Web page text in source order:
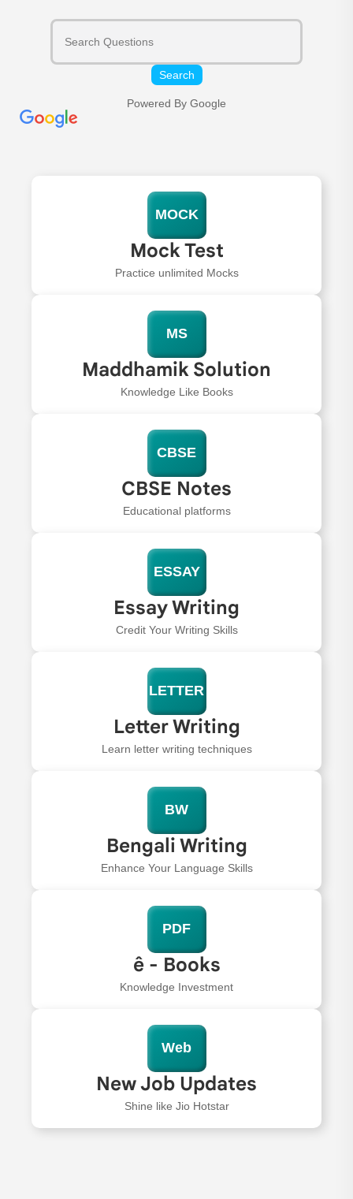
Search
Powered By Google
MOCK
Mock Test
Practice unlimited Mocks
MS
Maddhamik Solution
Knowledge Like Books
CBSE
CBSE Notes
Educational platforms
ESSAY
Essay Writing
Credit Your Writing Skills
LETTER
Letter Writing
Learn letter writing techniques
BW
Bengali Writing
Enhance Your Language Skills
PDF
ê - Books
Knowledge Investment
Web
New Job Updates
Shine like Jio Hotstar